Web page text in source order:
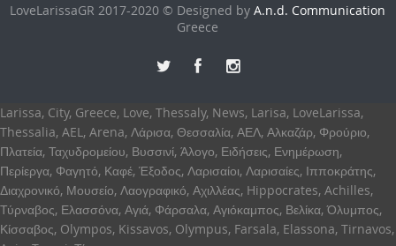
LoveLarissaGR 2017-2020 © Designed byA.n.d. Communication
Greece
Larissa, City, Greece, Love, Thessaly, News, Larisa, LoveLarissa,
Thessalia, AEL, Arena, Λάρισα, Θεσσαλία, ΑΕΛ, Αλκαζάρ, Φρούριο,
Πλατεία, Ταχυδρομείου, Βυσσινί, Άλογο, Ειδήσεις, Ενημέρωση,
Περίεργα, Φαγητό, Καφέ, Έξοδος, Λαρισαίοι, Λαρισαίες, Ιπποκράτης,
Διαχρονικό, Μουσείο, Λαογραφικό, Αχιλλέας, Hippocrates, Achilles,
Τύρναβος, Ελασσόνα, Αγιά, Φάρσαλα, Αγιόκαμπος, Βελίκα, Όλυμπος,
Κίσσαβος, Olympos, Kissavos, Olympus, Farsala, Elassona, Tirnavos,